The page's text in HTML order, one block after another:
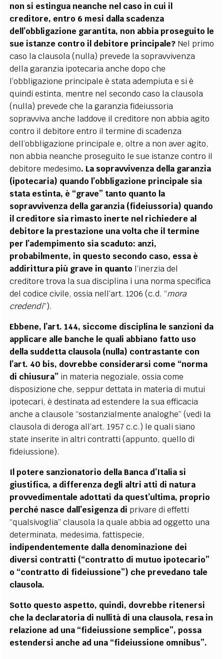
non si estingua neanche nel caso in cui il
creditore, entro 6 mesi dalla scadenza
dell’obbligazione garantita, non abbia proseguito le
sue istanze contro il debitore principale? Nel primo
caso la clausola (nulla) prevede la sopravvivenza
della garanzia ipotecaria anche dopo che
l’obbligazione principale è stata adempiuta e si è
quindi estinta, mentre nel secondo caso la clausola
(nulla) prevede che la garanzia fideiussoria
sopravviva anche laddove il creditore non abbia agito
contro il debitore entro il termine di scadenza
dell’obbligazione principale e, oltre a non aver agito,
non abbia neanche proseguito le sue istanze contro il
debitore medesimo. La sopravvivenza della garanzia
(ipotecaria) quando l’obbligazione principale sia
stata estinta, è “grave” tanto quanto la
sopravvivenza della garanzia (fideiussoria) quando
il creditore sia rimasto inerte nel richiedere al
debitore la prestazione una volta che il termine
per l’adempimento sia scaduto: anzi,
probabilmente, in questo secondo caso, essa è
addirittura più grave in quanto l’inerzia del
creditore trova la sua disciplina i una norma specifica
del codice civile, ossia nell’art. 1206 (c.d. “mora
credendi”).
Ebbene, l’art. 144, siccome disciplina le sanzioni da
applicare alle banche le quali abbiano fatto uso
della suddetta clausola (nulla) contrastante con
l’art. 40 bis, dovrebbe considerarsi come “norma
di chiusura” in materia negoziale, ossia come
disposizione che, seppur dettata in materia di mutui
ipotecari, è destinata ad estendere la sua efficacia
anche a clausole “sostanzialmente analoghe” (vedi la
clausola di deroga all’art. 1957 c.c.) le quali siano
state inserite in altri contratti (appunto, quello di
fideiussione).
Il potere sanzionatorio della Banca d’Italia si
giustifica, a differenza degli altri atti di natura
provvedimentale adottati da quest’ultima, proprio
perché nasce dall’esigenza di privare di effetti
“qualsivoglia” clausola la quale abbia ad oggetto una
determinata, medesima, fattispecie,
indipendentemente dalla denominazione dei
diversi contratti (“contratto di mutuo ipotecario”
o “contratto di fideiussione”) che prevedano tale
clausola.
Sotto questo aspetto, quindi, dovrebbe ritenersi
che la declaratoria di nullità di una clausola, resa in
relazione ad una “fideiussione semplice”, possa
estendersi anche ad una “fideiussione omnibus”.